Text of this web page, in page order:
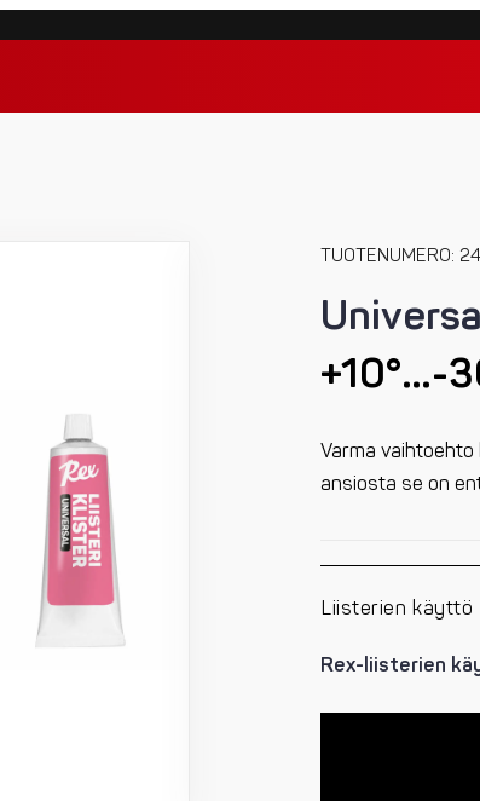
TUOTENUMERO:
+10°…-
Varma vaihtoehto
ansiosta se on
Liisterien käyttö
Rex-liisterien